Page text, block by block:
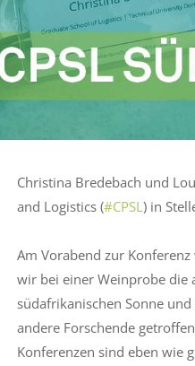
Christina Bredebach und
and Logistics (#CPSL) in
Am Vorabend zur
wir bei einer Weinprobe die
südafrikanischen Sonne
andere Forschende
Konferenzen sind eben wie